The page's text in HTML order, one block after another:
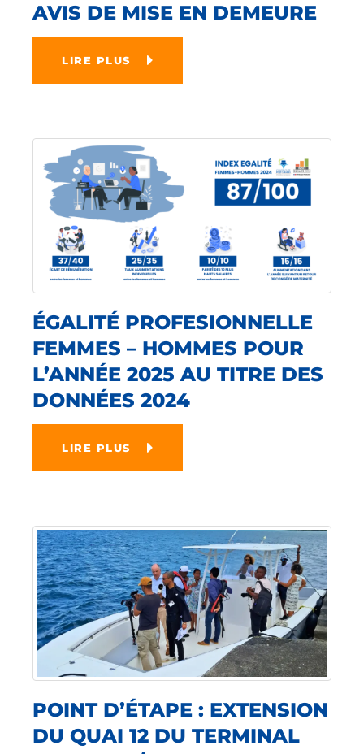
AVIS DE MISE EN DEMEURE
LIRE PLUS
ÉGALITÉ PROFESIONNELLE
FEMMES – HOMMES POUR
L’ANNÉE 2025 AU TITRE DES
DONNÉES 2024
LIRE PLUS
POINT D’ÉTAPE : EXTENSION
DU QUAI 12 DU TERMINAL